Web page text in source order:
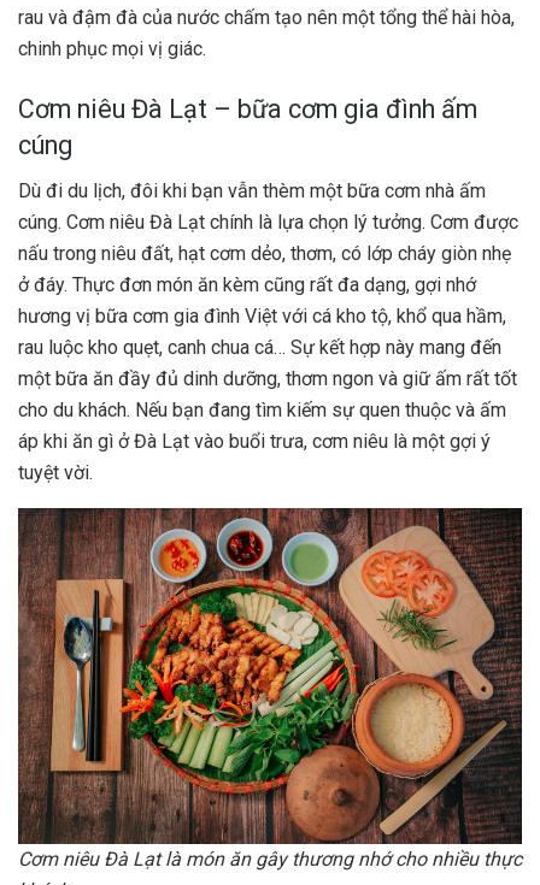
rau và đậm đà của nước chấm tạo nên một tổng thể hài hòa,
chinh phục mọi vị giác.
Cơm niêu Đà Lạt – bữa cơm gia đình ấm
cúng
Dù đi du lịch, đôi khi bạn vẫn thèm một bữa cơm nhà ấm
cúng. Cơm niêu Đà Lạt chính là lựa chọn lý tưởng. Cơm được
nấu trong niêu đất, hạt cơm dẻo, thơm, có lớp cháy giòn nhẹ
ở đáy. Thực đơn món ăn kèm cũng rất đa dạng, gợi nhớ
hương vị bữa cơm gia đình Việt với cá kho tộ, khổ qua hầm,
rau luộc kho quẹt, canh chua cá… Sự kết hợp này mang đến
một bữa ăn đầy đủ dinh dưỡng, thơm ngon và giữ ấm rất tốt
cho du khách. Nếu bạn đang tìm kiếm sự quen thuộc và ấm
áp khi ăn gì ở Đà Lạt vào buổi trưa, cơm niêu là một gợi ý
tuyệt vời.
Cơm niêu Đà Lạt là món ăn gây thương nhớ cho nhiều thực